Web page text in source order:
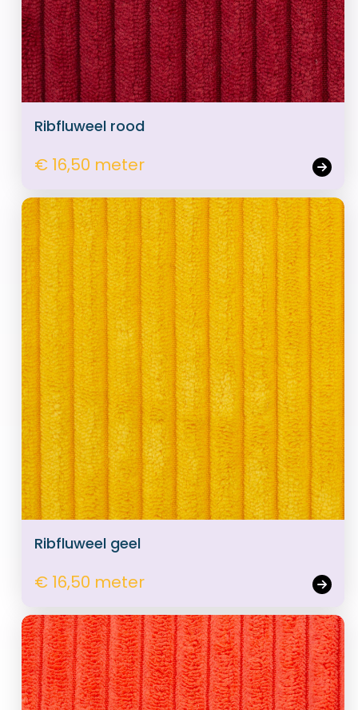
Ribfluweel rood
€ 16,50 meter
Ribfluweel geel
€ 16,50 meter